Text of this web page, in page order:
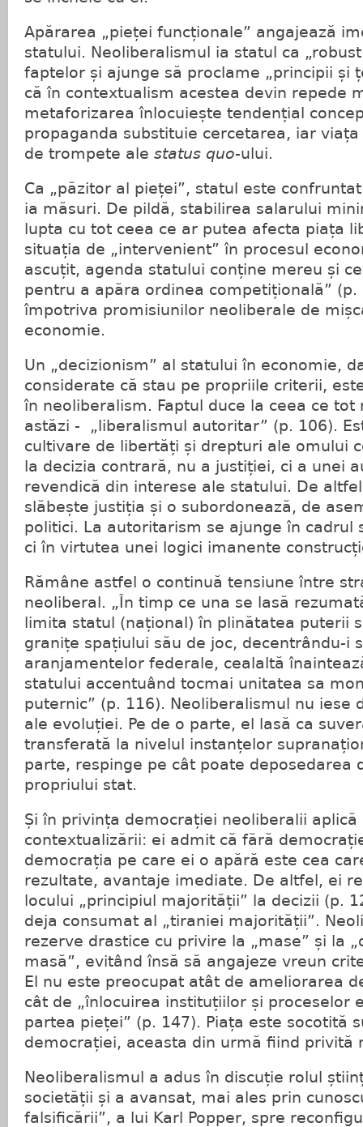
Apărarea „pieței funcționale” angajează
statului. Neoliberalismul ia statul ca
faptelor și ajunge să proclame „principii și
că în contextualism acestea devin repede
metaforizarea înlocuiește tendențial
propaganda substituie cercetarea, iar
de trompete ale status quo-ului.
Ca „păzitor al pieței”, statul este
ia măsuri. De pildă, stabilirea salarului
lupta cu tot ceea ce ar putea afecta piața
situația de „intervenient” în procesul
ascuțit, agenda statului conține mereu și
pentru a apăra ordinea competițională” (p.
împotriva promisiunilor neoliberale de
economie.
Un „decizionism” al statului în economie,
considerate că stau pe propriile criterii,
în neoliberalism. Faptul duce la ceea ce tot
astăzi - „liberalismul autoritar” (p. 106).
cultivare de libertăți și drepturi ale omului
la decizia contrară, nu a justiției, ci a unei
revendică din interese ale statului. De
slăbește justiția și o subordonează, de
politici. La autoritarism se ajunge în cadrul
ci în virtutea unei logici imanente
Rămâne astfel o continuă tensiune între
neoliberal. „În timp ce una se lasă
limita statul (național) în plinătatea puterii
granițe spațiului său de joc, decentrându-i
aranjamentelor federale, cealaltă
statului accentuând tocmai unitatea sa
puternic” (p. 116). Neoliberalismul nu iese
ale evoluției. Pe de o parte, el lasă ca
transferată la nivelul instanțelor
parte, respinge pe cât poate deposedarea
propriului stat.
Și în privința democrației neoliberalii
contextualizării: ei admit că fără
democrația pe care ei o apără este cea
rezultate, avantaje imediate. De altfel, ei
locului „principiul majorității” la decizii (p.
deja consumat al „tiraniei majorității”.
rezerve drastice cu privire la „mase” și la
masă”, evitând însă să angajeze vreun
El nu este preocupat atât de ameliorarea
cât de „înlocuirea instituțiilor și proceselor
partea pieței” (p. 147). Piața este socotită
democrației, aceasta din urmă fiind privită
Neoliberalismul a adus în discuție rolul
societății și a avansat, mai ales prin
falsificării”, a lui Karl Popper, spre